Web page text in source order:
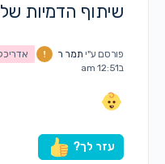
שיתוף הדמיות של
פורסם ע"יתמר ר
ב12:51 am
עזר לך?